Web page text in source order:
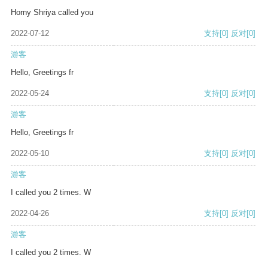
Horny Shriya called you
2022-07-12 支持[0] 反对[0]
游客
Hello, Greetings fr
2022-05-24 支持[0] 反对[0]
游客
Hello, Greetings fr
2022-05-10 支持[0] 反对[0]
游客
I called you 2 times. W
2022-04-26 支持[0] 反对[0]
游客
I called you 2 times. W